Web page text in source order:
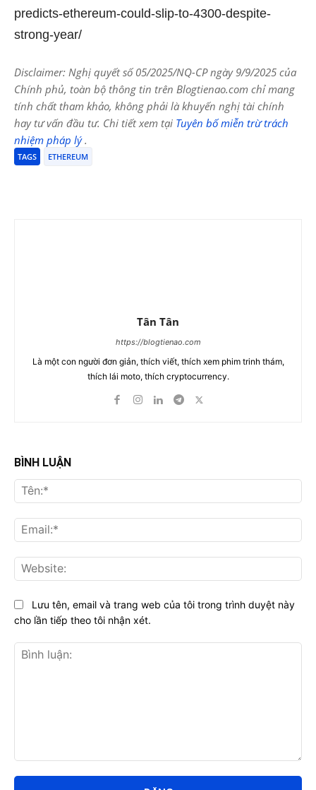
predicts-ethereum-could-slip-to-4300-despite-
strong-year/
Disclaimer: Nghị quyết số 05/2025/NQ-CP ngày 9/9/2025 của
Chính phủ, toàn bộ thông tin trên Blogtienao.com chỉ mang
tính chất tham khảo, không phải là khuyến nghị tài chính
hay tư vấn đầu tư. Chi tiết xem tại Tuyên bố miễn trừ trách
nhiệm pháp lý.
TAGS ETHEREUM
Tân Tân
https://blogtienao.com
Là một con người đơn giản, thích viết, thích xem phim trinh thám,
thích lái moto, thích cryptocurrency.
BÌNH LUẬN
luận:
Lưu tên, email và trang web của tôi trong trình duyệt này
cho lần tiếp theo tôi nhận xét.